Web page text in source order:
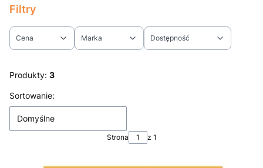
Filtry
Cena Marka Dostępność
Produkty: 3
Lista produktów
Sortowanie:
Domyślne
Strona z 1